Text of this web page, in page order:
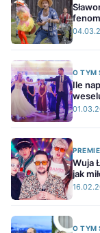
O TYM
Ile
Wuja
jak
O TYM